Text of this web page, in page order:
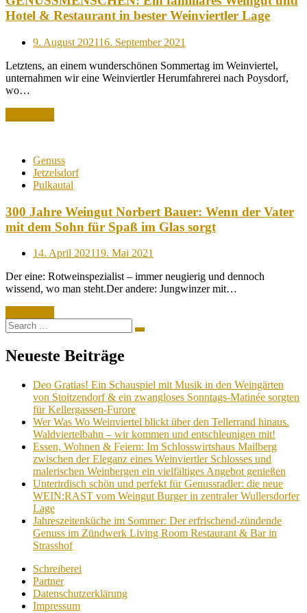
Hotel & Restaurant in bester Weinviertler Lage
Posted
9. August 202116. September 2021
Letztens, an einem wunderschönen Sommertag im Weinviertel,
unternahmen wir eine Weinviertler Herumfahrerei nach Poysdorf,
wo…
Genuss
Jetzelsdorf
Pulkautal
300 Jahre Weingut Norbert Bauer: Wenn der Vater
mit dem Sohn für Spaß im Glas sorgt
Posted
14. April 202119. Mai 2021
Der eine: Rotweinspezialist – immer neugierig und dennoch
wissend, wo man steht.Der andere: Jungwinzer mit…
Search
for:
Search
Neueste Beiträge
Deo Gratias! Ein Schauspiel mit Musik in den Weingärten
von Stoitzendorf & ein zwangloses Sonntags-Matinée sorgten
für Kellergassen-Furore
Wer Was Wo Weinviertel blickt über den Tellerrand hinaus.
Waldviertelbahn – wir kommen und entschleunigen mit!
Essen, Wohnen & Feiern: Im Schlosswirtshaus Mailberg
zwischen der Eleganz eines Weinviertler Schlosses und
malerischen Weinbergen ein vielfältiges Angebot genießen
Unterirdisch schön und perfekt für Genussradler: die neue
WEIN:RAST vom Weingut Burger in zentraler Wullersdorfer
Lage
Jahreszeitenküche im Sommer: Der erfrischend-zündende
Genuss im Zündwerk Living Room Restaurant & Bar in
Strasshof
Schreiberei
Partner
Datenschutzerklärung
Impressum